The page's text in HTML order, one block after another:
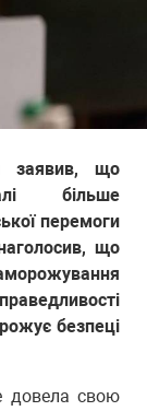
заявив, що
більше
перемоги
що
безпеці
довела свою